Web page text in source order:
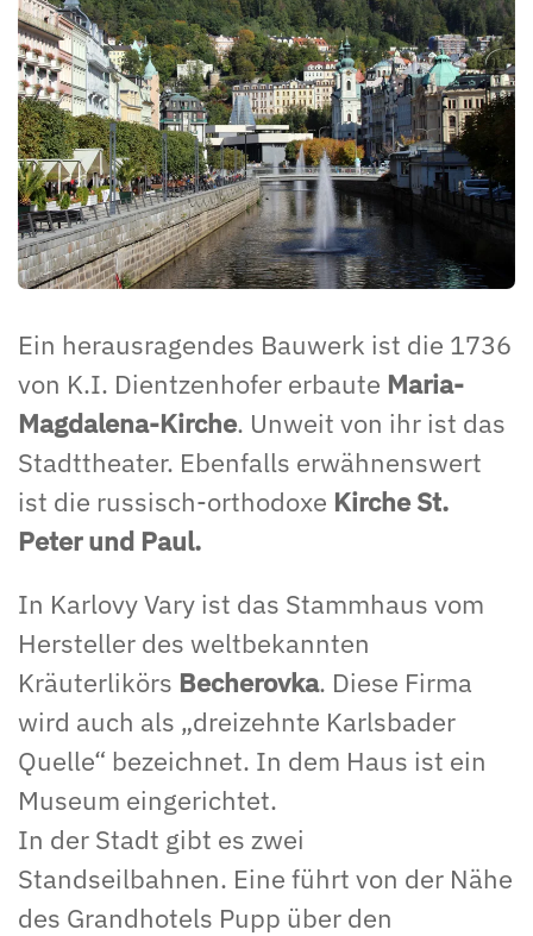
Ein herausragendes Bauwerk ist die 1736
von K.I. Dientzenhofer erbaute Maria-
Magdalena-Kirche. Unweit von ihr ist das
Stadttheater. Ebenfalls erwähnenswert
ist die russisch-orthodoxe Kirche St.
Peter und Paul.
In Karlovy Vary ist das Stammhaus vom
Hersteller des weltbekannten
Kräuterlikörs Becherovka. Diese Firma
wird auch als „dreizehnte Karlsbader
Quelle“ bezeichnet. In dem Haus ist ein
Museum eingerichtet.
In der Stadt gibt es zwei
Standseilbahnen. Eine führt von der Nähe
des Grandhotels Pupp über den